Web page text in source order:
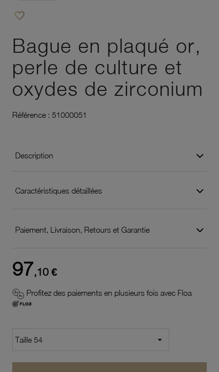
favorite_border
Bague en plaqué or,
perle de culture et
oxydes de zirconium
Référence : 51000051
Description
Caractéristiques détaillées
Paiement, Livraison, Retours et Garantie
97,10 €
Profitez des paiements en plusieurs fois avec Floa